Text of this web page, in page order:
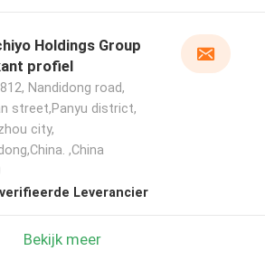
Holdings Group
profiel
Nandidong road,
street,Panyu district,
city,
,China
Leverancier
Bekijk meer